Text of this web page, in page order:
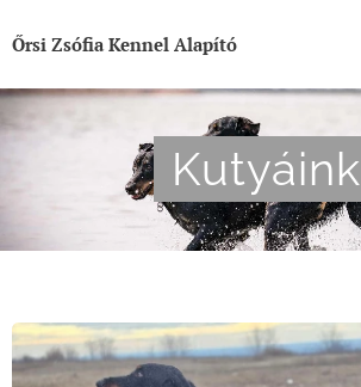
Őrsi Zsófia Kennel Alapító
Kutyáink